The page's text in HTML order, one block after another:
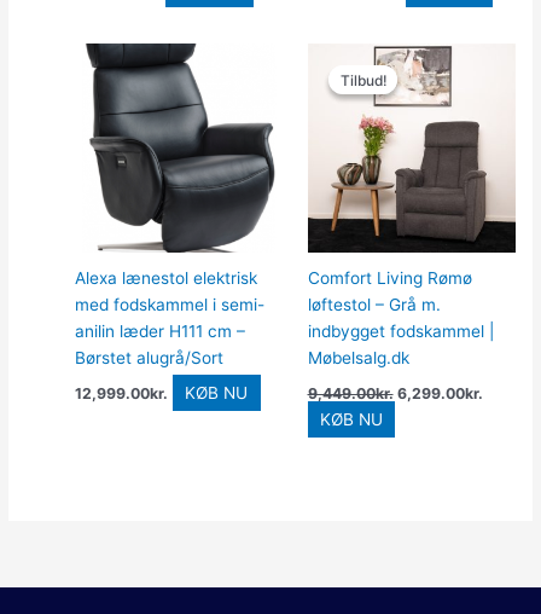
Alexa lænestol elektrisk
med fodskammel i semi-
anilin læder H111 cm –
Børstet alugrå/Sort
12,999.00kr. KØB NU
Tilbud!
Tilbud!
Comfort Living Rømø
løftestol – Grå m.
indbygget fodskammel |
Møbelsalg.dk
9,449.00kr.
Den
oprindelige
pris
var:
9,449.00kr..
6,299.00kr.
KØB NU